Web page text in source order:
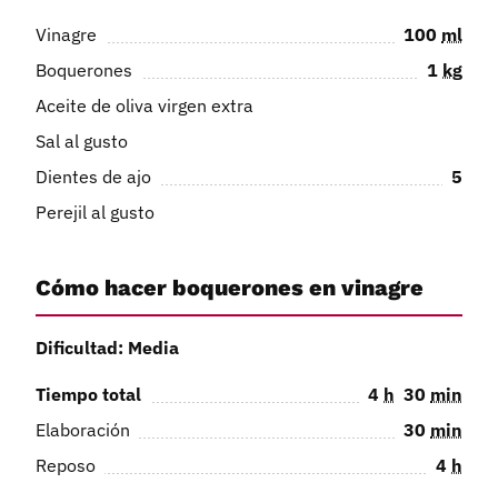
Vinagre 100 ml
Boquerones
1 kg
Aceite de oliva virgen extra
Sal al gusto
Dientes de ajo
5
Perejil al gusto
Cómo hacer boquerones en vinagre
Dificultad: Media
Tiempo total 4 h 30 min
Elaboración
30 min
Reposo
4 h